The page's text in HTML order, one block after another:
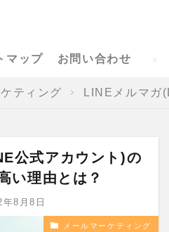
マップ お問い合わせ
ティング LINEメルマガ
公式アカウント)の
い理由とは？
年8月8日
メールマーケティング